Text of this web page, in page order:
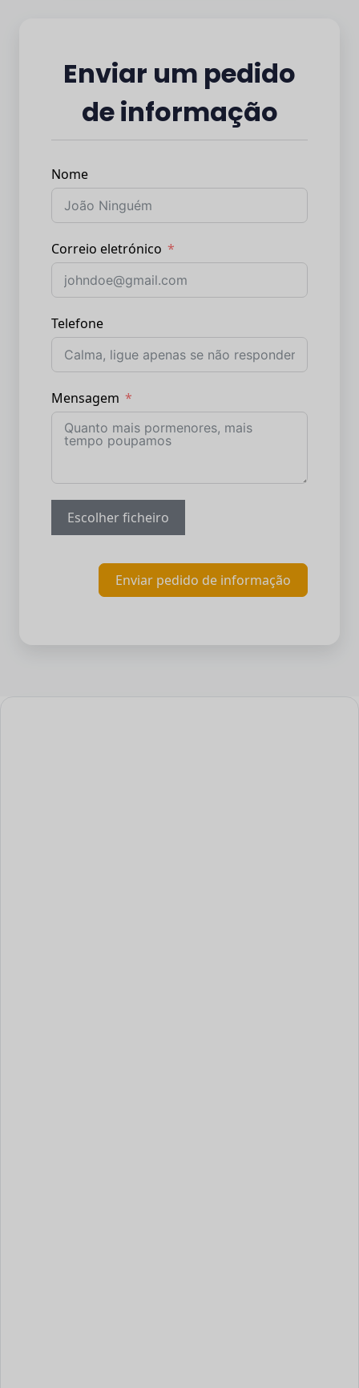
Enviar um pedido
de informação
Nome
Correio eletrónico
Telefone
Mensagem
Escolher ficheiro
Enviar pedido de informação